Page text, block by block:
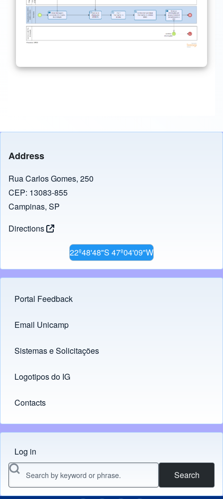
Address
Rua Carlos Gomes, 250
CEP: 13083-855
Campinas, SP
Directions
22º48'48"S 47º04'09"W
Footer menu
Portal Feedback
Links
Email Unicamp
(opens in new tab)
Sistemas e Solicitações
(opens in new tab)
Logotipos do IG
(opens in new tab)
Contacts
Menu do usuário
Log in
Search